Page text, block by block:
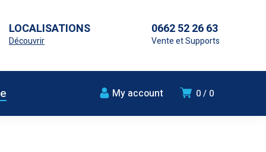
LOCALISATIONS
Découvrir
0662 52 26 63
Vente et Supports
0 0
My account